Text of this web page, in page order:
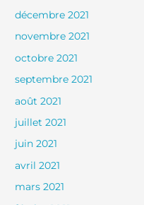
décembre 2021
novembre 2021
octobre 2021
septembre 2021
août 2021
juillet 2021
juin 2021
avril 2021
mars 2021